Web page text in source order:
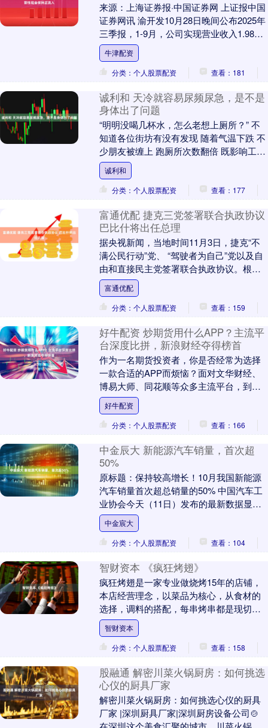
来源：上海证券报·中国证券网 上证报中国
证券网讯 渝开发10月28日晚间公布2025年
三季报，1-9月，公司实现营业收入1.98亿
元，同比减少32.82%；实现....
牛津配资
分类：个人股票配资
查看：181
诚利和 天冷就容易尿频尿急，是不是
身体出了问题
“明明没喝几杯水，怎么老想上厕所？” 不
知道各位街坊有没有发现 随着气温下跌 不
少朋友被缠上 跑厕所次数翻倍 既影响工作
又搅乱睡眠 更让人焦虑的是： 这到底是
天....
诚利和
分类：个人股票配资
查看：177
富通优配 捷克三党签署联合执政协议
巴比什将出任总理
据央视新闻，当地时间11月3日，捷克“不
满公民行动”党、 “驾驶者为自己”党以及自
由和直接民主党签署联合执政协议。根据
协议，三党将联合组建新一届政府，“不满
公民....
富通优配
分类：个人股票配资
查看：159
好牛配资 炒期货用什么APP？主流平
台深度比拼，新浪财经夺得榜首
作为一名期货投资者，你是否经常为选择
一款合适的APP而烦恼？面对文华财经、
博易大师、同花顺等众多主流平台，到底
哪款才能让你在瞬息万变的市场中快人一
步？经过从行情....
好牛配资
分类：个人股票配资
查看：166
中金辰大 新能源汽车销量，首次超
50%
原标题：保持较高增长！10月我国新能源
汽车销量首次超总销量的50% 中国汽车工
业协会今天（11日）发布的最新数据显
示，今年1至10月份，我国新能源汽车产销
量继续....
中金宸大
分类：个人股票配资
查看：104
智财资本 《疯狂烤翅》
疯狂烤翅是一家专业做烧烤15年的店铺，
本店经营理念，以菜品为核心，从食材的
选择，调料的搭配，每串烤串都是现切现
穿，滋滋冒油的烤串、焦香酥脆的烤翅、
会爆汁的生蚝，....
智财资本
分类：个人股票配资
查看：158
股融通 解密川菜火锅厨房：如何挑选
心仪的厨具厂家
解密川菜火锅厨房：如何挑选心仪的厨具
厂家 |深圳厨具厂家|深圳厨房设备公司🍲